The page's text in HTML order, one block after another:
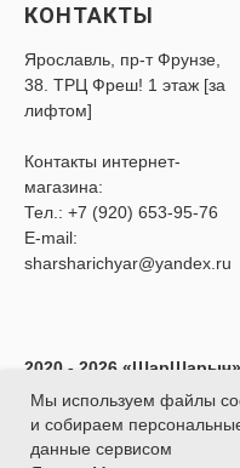
КОНТАКТЫ
Ярославль, пр-т Фрунзе,
38. ТРЦ Фреш! 1 этаж [за
лифтом]
Контакты интернет-
магазина:
Тел.: +7 (920) 653-95-76
E-mail:
sharsharichyar@yandex.ru
2020 - 2026 «ШарШарыч»
- Доставка воздушных
шаров в Ярославле.
ИП Глибина Ксения
Мы используем файлы
и собираем
данные сервисом